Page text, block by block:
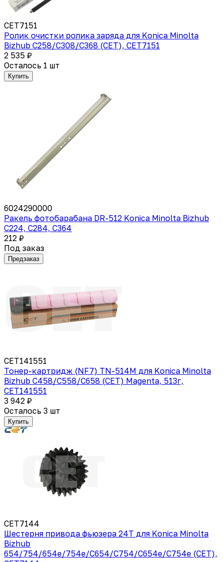
CET7151
Ролик очистки ролика заряда для Konica Minolta
Bizhub C258/C308/C368 (CET), CET7151
2 535 ₽
Осталось 1 шт
Купить
6024290000
Ракель фотобарабана DR-512 Konica Minolta Bizhub
C224, C284, C364
212 ₽
Под заказ
Предзаказ
CET141551
Тонер-картридж (NF7) TN-514M для Konica Minolta
Bizhub C458/C558/C658 (CET) Magenta, 513г,
CET141551
3 942 ₽
Осталось 3 шт
Купить
CET7144
Шестерня привода фьюзера 24T для Konica Minolta
Bizhub
654/754/654e/754e/C654/C754/C654e/C754e (CET),